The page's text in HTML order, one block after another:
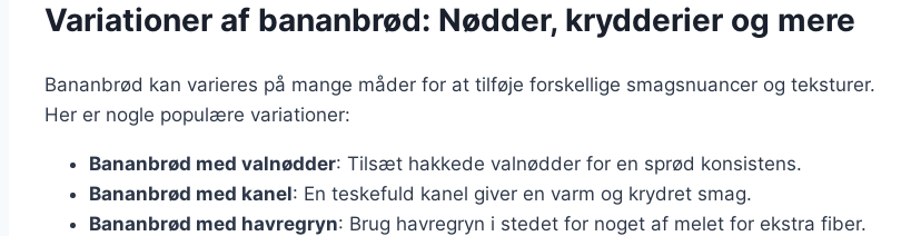
Variationer af bananbrød: Nødder, krydderier og mere
Bananbrød kan varieres på mange måder for at tilføje forskellige smagsnuancer og teksturer.
Her er nogle populære variationer:
Bananbrød med valnødder: Tilsæt hakkede valnødder for en sprød konsistens.
Bananbrød med kanel: En teskefuld kanel giver en varm og krydret smag.
Bananbrød med havregryn: Brug havregryn i stedet for noget af melet for ekstra fiber.